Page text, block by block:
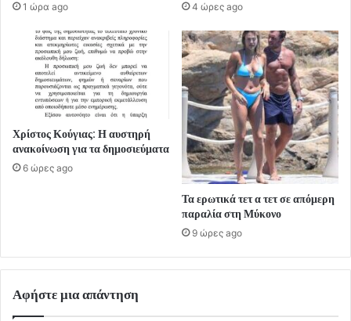
1 ώρα ago 4 ώρες ago
Χρίστος Κούγιας: Η αυστηρή
ανακοίνωση για τα δημοσιεύματα
6 ώρες ago
Τα ερωτικά τετ α τετ σε απόμερη
παραλία στη Μύκονο
9 ώρες ago
Αφήστε μια απάντηση